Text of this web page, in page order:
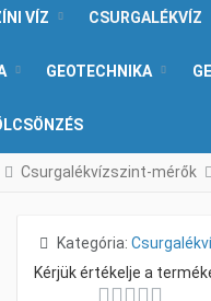
VÍZ CSURGALÉKVÍZ
GEOTECHNIKA
Csurgalékvízszint-mérők
Részletek
Kategória: